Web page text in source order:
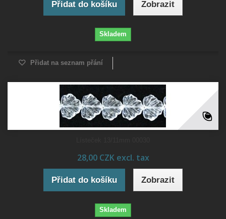
Přidat do košíku Zobrazit
Skladem
Přidat na seznam přání
28,00 CZK excl. tax
Přidat do košíku Zobrazit
Skladem